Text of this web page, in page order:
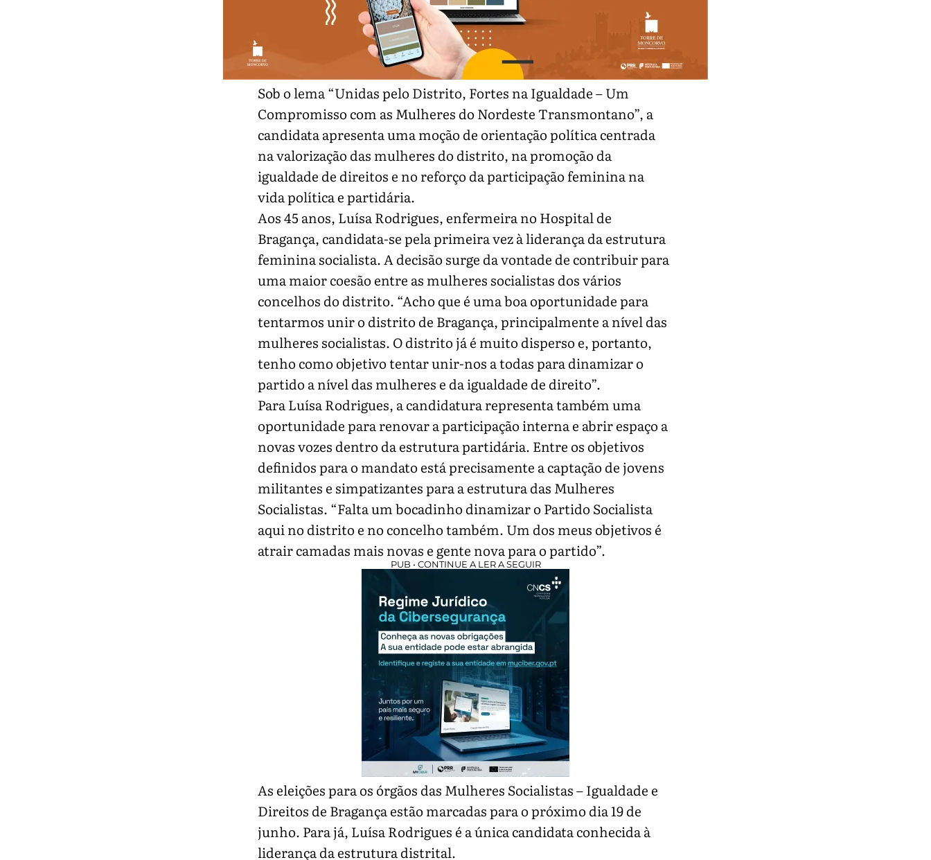
Sob o lema “Unidas pelo Distrito, Fortes na Igualdade – Um
Compromisso com as Mulheres do Nordeste Transmontano”, a
candidata apresenta uma moção de orientação política centrada
na valorização das mulheres do distrito, na promoção da
igualdade de direitos e no reforço da participação feminina na
vida política e partidária.
Aos 45 anos, Luísa Rodrigues, enfermeira no Hospital de
Bragança, candidata-se pela primeira vez à liderança da estrutura
feminina socialista. A decisão surge da vontade de contribuir para
uma maior coesão entre as mulheres socialistas dos vários
concelhos do distrito. “Acho que é uma boa oportunidade para
tentarmos unir o distrito de Bragança, principalmente a nível das
mulheres socialistas. O distrito já é muito disperso e, portanto,
tenho como objetivo tentar unir-nos a todas para dinamizar o
partido a nível das mulheres e da igualdade de direito”.
Para Luísa Rodrigues, a candidatura representa também uma
oportunidade para renovar a participação interna e abrir espaço a
novas vozes dentro da estrutura partidária. Entre os objetivos
definidos para o mandato está precisamente a captação de jovens
militantes e simpatizantes para a estrutura das Mulheres
Socialistas. “Falta um bocadinho dinamizar o Partido Socialista
aqui no distrito e no concelho também. Um dos meus objetivos é
atrair camadas mais novas e gente nova para o partido”.
PUB • CONTINUE A LER A SEGUIR
As eleições para os órgãos das Mulheres Socialistas – Igualdade e
Direitos de Bragança estão marcadas para o próximo dia 19 de
junho. Para já, Luísa Rodrigues é a única candidata conhecida à
liderança da estrutura distrital.